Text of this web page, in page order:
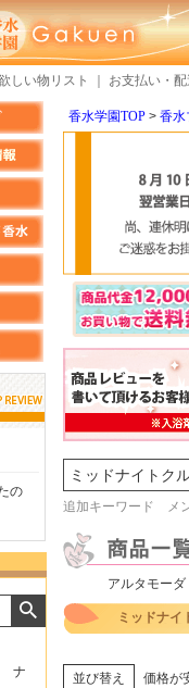
しい物リスト お支払い・
香水学園TOP 香水
検索
追加キーワード メ
アルタモー
ミッドナイ
並び替え 価格が
の
しらすさん
商品が早く届いたの
ったです。また利用さ
ナ